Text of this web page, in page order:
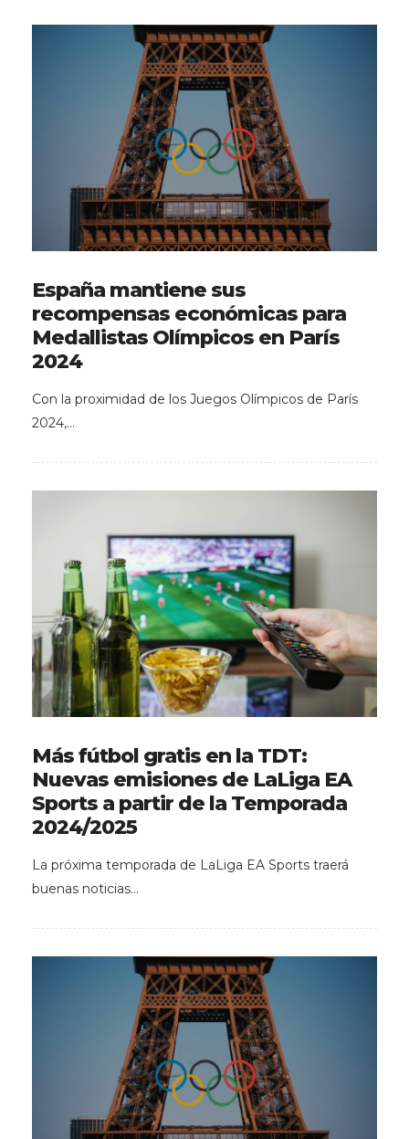
España mantiene sus
recompensas económicas para
Medallistas Olímpicos en París
2024
Con la proximidad de los Juegos Olímpicos de París
2024,…
Más fútbol gratis en la TDT:
Nuevas emisiones de LaLiga EA
Sports a partir de la Temporada
2024/2025
La próxima temporada de LaLiga EA Sports traerá
buenas noticias…